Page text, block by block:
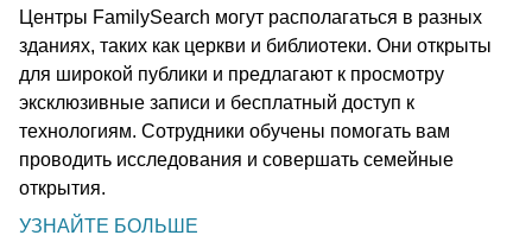
Центры FamilySearch могут располагаться в разных
зданиях, таких как церкви и библиотеки. Они открыты
для широкой публики и предлагают к просмотру
эксклюзивные записи и бесплатный доступ к
технологиям. Сотрудники обучены помогать вам
проводить исследования и совершать семейные
открытия.
УЗНАЙТЕ БОЛЬШЕ